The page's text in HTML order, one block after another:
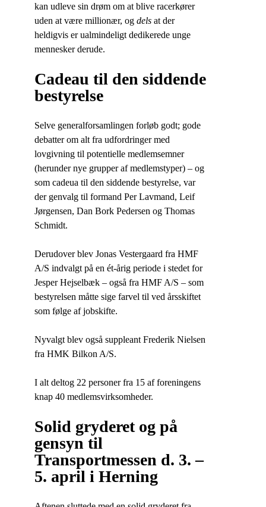
kan udleve sin drøm om at blive racerkører
uden at være millionær, og dels at der
heldigvis er ualmindeligt dedikerede unge
mennesker derude.
Cadeau til den siddende
bestyrelse
Selve generalforsamlingen forløb godt; gode
debatter om alt fra udfordringer med
lovgivning til potentielle medlemsemner
(herunder nye grupper af medlemstyper) – og
som cadeua til den siddende bestyrelse, var
der genvalg til formand Per Lavmand, Leif
Jørgensen, Dan Bork Pedersen og Thomas
Schmidt.
Derudover blev Jonas Vestergaard fra HMF
A/S indvalgt på en ét-årig periode i stedet for
Jesper Hejselbæk – også fra HMF A/S – som
bestyrelsen måtte sige farvel til ved årsskiftet
som følge af jobskifte.
Nyvalgt blev også suppleant Frederik Nielsen
fra HMK Bilkon A/S.
I alt deltog 22 personer fra 15 af foreningens
knap 40 medlemsvirksomheder.
Solid gryderet og på
gensyn til
Transportmessen d. 3. –
5. april i Herning